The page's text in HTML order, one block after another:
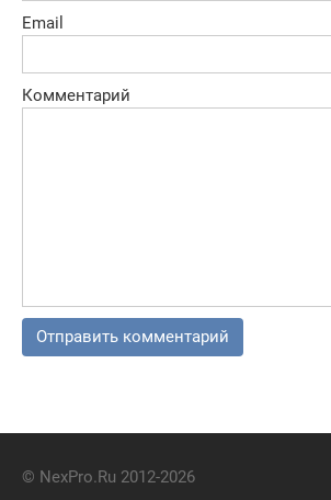
Email
Комментарий
© NexPro.Ru 2012-2026